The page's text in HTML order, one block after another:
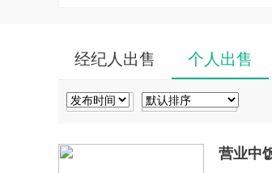
经纪人出售 个人出售
营业中